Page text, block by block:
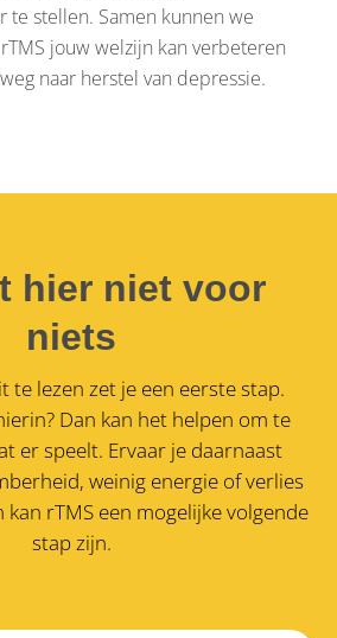
te stellen. Samen kunnen we
jouw welzijn kan verbeteren
naar herstel van depressie.
hier niet voor
niets
te lezen zet je een eerste stap.
Dan kan het helpen om te
er speelt. Ervaar je daarnaast
weinig energie of verlies
kan rTMS een mogelijke volgende
stap zijn.